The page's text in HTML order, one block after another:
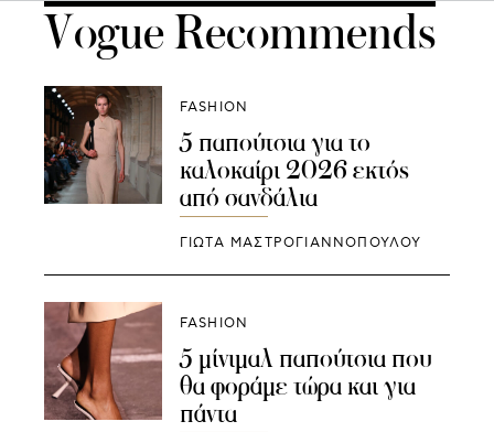
Vogue Recommends
FASHION
5 παπούτσια για το
καλοκαίρι 2026 εκτός
από σανδάλια
ΓΙΩΤΑ ΜΑΣΤΡΟΓΙΑΝΝΟΠΟΥΛΟΥ
FASHION
5 μίνιμαλ παπούτσια που
θα φοράμε τώρα και για
πάντα